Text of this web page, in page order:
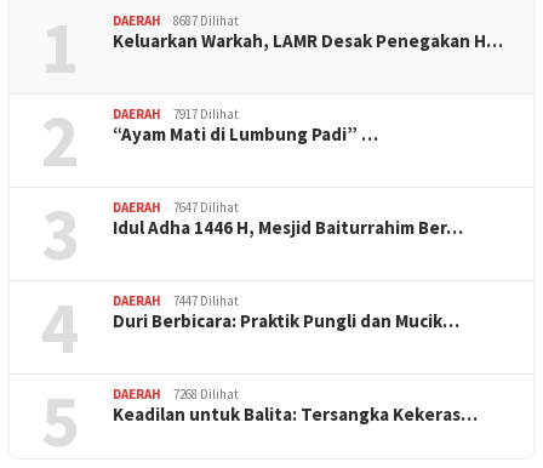
1 DAERAH 8687 Dilihat
Keluarkan Warkah, LAMR Desak Penegakan H…
2 DAERAH 7917 Dilihat
“Ayam Mati di Lumbung Padi” …
3 DAERAH 7647 Dilihat
Idul Adha 1446 H, Mesjid Baiturrahim Ber…
4 DAERAH 7447 Dilihat
Duri Berbicara: Praktik Pungli dan Mucik…
5 DAERAH 7268 Dilihat
Keadilan untuk Balita: Tersangka Kekeras…